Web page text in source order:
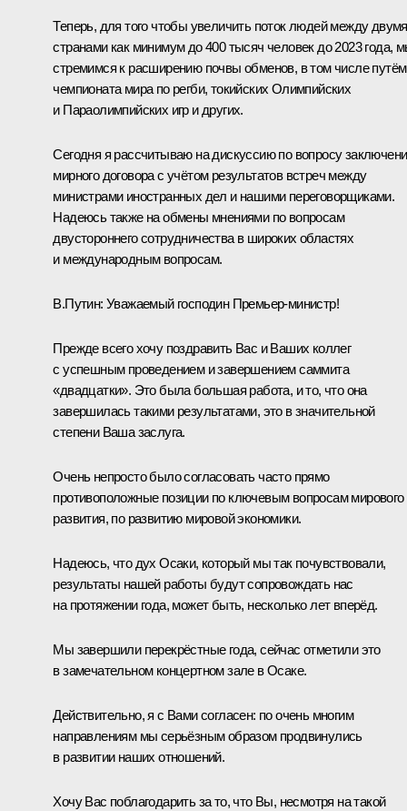
Теперь, для того чтобы увеличить поток людей между двумя
странами как минимум до 400 тысяч человек до 2023 года,
стремимся к расширению почвы обменов, в том числе путём
чемпионата мира по регби, токийских Олимпийских
и Параолимпийских игр и других.
Сегодня я рассчитываю на дискуссию по вопросу
мирного договора с учётом результатов встреч между
министрами иностранных дел и нашими переговорщиками.
Надеюсь также на обмены мнениями по вопросам
двустороннего сотрудничества в широких областях
и международным вопросам.
В.Путин: Уважаемый господин Премьер-министр!
Прежде всего хочу поздравить Вас и Ваших коллег
с успешным проведением и завершением саммита
«двадцатки». Это была большая работа, и то, что она
завершилась такими результатами, это в значительной
степени Ваша заслуга.
Очень непросто было согласовать часто прямо
противоположные позиции по ключевым вопросам мирового
развития, по развитию мировой экономики.
Надеюсь, что дух Осаки, который мы так почувствовали,
результаты нашей работы будут сопровождать нас
на протяжении года, может быть, несколько лет вперёд.
Мы завершили перекрёстные года, сейчас отметили это
в замечательном концертном зале в Осаке.
Действительно, я с Вами согласен: по очень многим
направлениям мы серьёзным образом продвинулись
в развитии наших отношений.
Хочу Вас поблагодарить за то, что Вы, несмотря на такой